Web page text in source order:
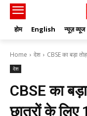
होम English न्यूज़ व्यूज
Home देश CBSE का बड़ा
देश
CBSE का
छात्रों के लिए